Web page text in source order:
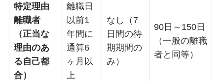
特定理由
離職者
（正当な
理由のあ
る自己都
合）
離職日
以前1
年間に
通算6
ヶ月以
上
なし（7
日間の待
期期間の
み）
90日～150日
（一般の離職
者と同等）